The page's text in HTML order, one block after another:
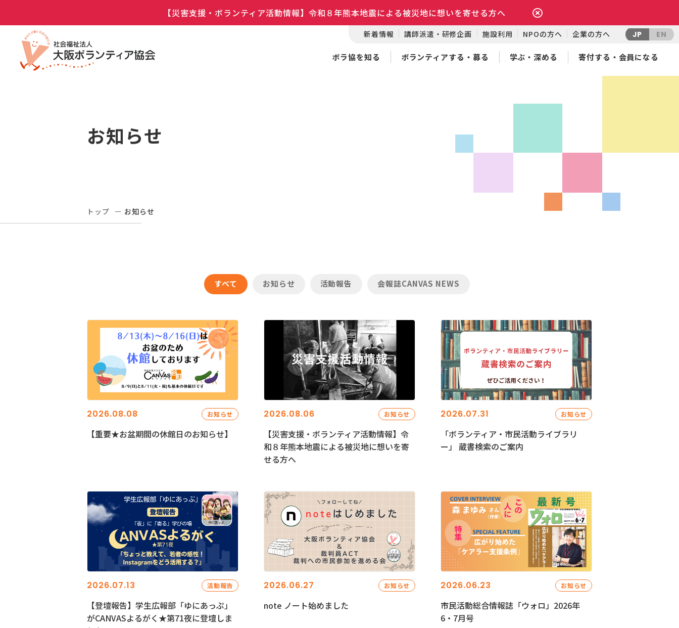
【災害支援・ボランティア活動情報】令和８年熊本地震による被災地に想いを寄せる方へ
新着情報 講師派遣・研修企画 施設利用 NPOの方へ 企業の方へ JP EN
ボラ協を知る ボランティアする・募る 学ぶ・深める 寄付する・会員になる
お知らせ
トップ お知らせ
すべて お知らせ 活動報告 会報誌CANVAS NEWS
2026.08.08 お知らせ
【重要★お盆期間の休館日のお知らせ】
2026.08.06 お知らせ
【災害支援・ボランティア活動情報】令
和８年熊本地震による被災地に想いを寄
せる方へ
2026.07.31 お知らせ
「ボランティア・市民活動ライブラリ
ー」 蔵書検索のご案内
2026.07.13 活動報告
【登壇報告】学生広報部「ゆにあっぷ」
がCANVASよるがく★第71夜に登壇しま
2026.06.27 お知らせ
note ノート始めました
2026.06.23 お知らせ
市民活動総合情報誌「ウォロ」2026年
6・7月号